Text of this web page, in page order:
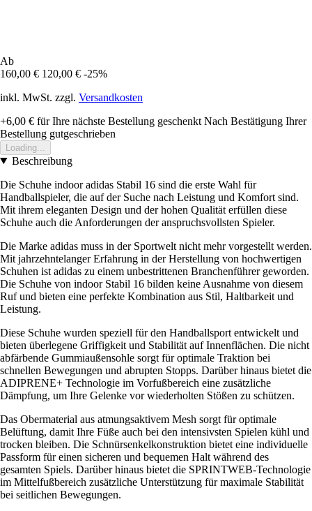
Ab
160,00 € 120,00 € -25%
inkl. MwSt. zzgl. Versandkosten
+6,00 € für Ihre nächste Bestellung geschenkt Nach Bestätigung Ihrer
Bestellung gutgeschrieben
Loading...
Beschreibung
Die Schuhe indoor adidas Stabil 16 sind die erste Wahl für
Handballspieler, die auf der Suche nach Leistung und Komfort sind.
Mit ihrem eleganten Design und der hohen Qualität erfüllen diese
Schuhe auch die Anforderungen der anspruchsvollsten Spieler.
Die Marke adidas muss in der Sportwelt nicht mehr vorgestellt werden.
Mit jahrzehntelanger Erfahrung in der Herstellung von hochwertigen
Schuhen ist adidas zu einem unbestrittenen Branchenführer geworden.
Die Schuhe von indoor Stabil 16 bilden keine Ausnahme von diesem
Ruf und bieten eine perfekte Kombination aus Stil, Haltbarkeit und
Leistung.
Diese Schuhe wurden speziell für den Handballsport entwickelt und
bieten überlegene Griffigkeit und Stabilität auf Innenflächen. Die nicht
abfärbende Gummiaußensohle sorgt für optimale Traktion bei
schnellen Bewegungen und abrupten Stopps. Darüber hinaus bietet die
ADIPRENE+ Technologie im Vorfußbereich eine zusätzliche
Dämpfung, um Ihre Gelenke vor wiederholten Stößen zu schützen.
Das Obermaterial aus atmungsaktivem Mesh sorgt für optimale
Belüftung, damit Ihre Füße auch bei den intensivsten Spielen kühl und
trocken bleiben. Die Schnürsenkelkonstruktion bietet eine individuelle
Passform für einen sicheren und bequemen Halt während des
gesamten Spiels. Darüber hinaus bietet die SPRINTWEB-Technologie
im Mittelfußbereich zusätzliche Unterstützung für maximale Stabilität
bei seitlichen Bewegungen.